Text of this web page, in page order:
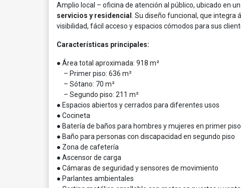
Amplio local – oficina de atención al público, ubicado en un
servicios y residencial
. Su diseño funcional, que
visibilidad, fácil acceso y espacios cómodos para sus
Características principales:
● Área total aproximada: 918 m²
– Primer piso: 636 m²
– Sótano: 70 m²
– Segundo piso: 211 m²
● Espacios abiertos y cerrados para diferentes usos
● Cocineta
● Batería de baños para hombres y mujeres en primer piso
● Baño para personas con discapacidad en segundo piso
● Zona de cafetería
● Ascensor de carga
● Cámaras de seguridad y sensores de movimiento
● Parlantes ambientales